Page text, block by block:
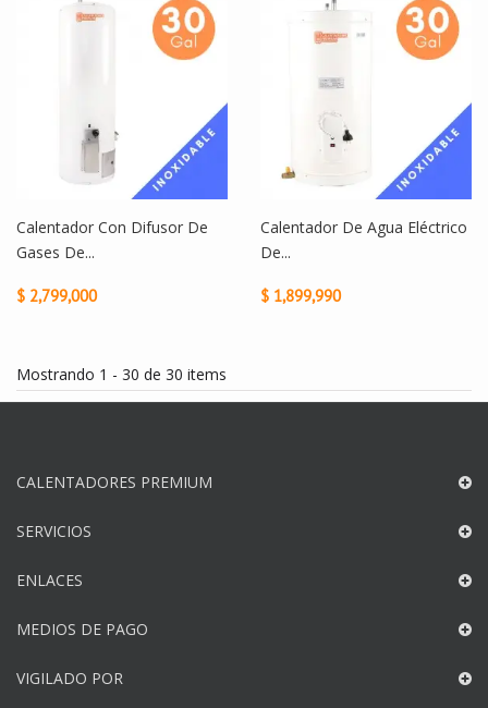
Calentador Con Difusor De
Gases De...
$ 2,799,000
Calentador De Agua Eléctrico
De...
$ 1,899,990
Mostrando 1 - 30 de 30 items
CALENTADORES PREMIUM
SERVICIOS
ENLACES
MEDIOS DE PAGO
VIGILADO POR